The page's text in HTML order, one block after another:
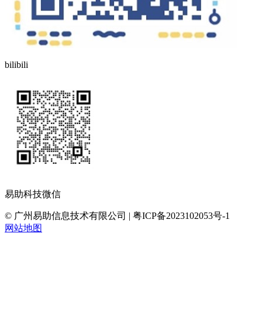
bilibili
易助科技微信
© 广州易助信息技术有限公司 | 粤ICP备2023102053号-1
网站地图